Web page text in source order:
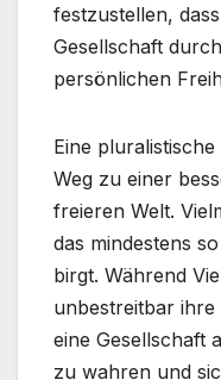
festzustellen,
Gesellschaft
persönlichen
Eine
Weg zu einer
freieren Welt.
das mindestens
birgt. Während
unbestreitbar
eine Gesellschaft
zu wahren und